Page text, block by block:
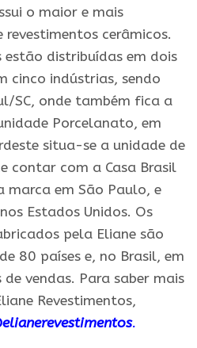
o maior e mais
cerâmicos.
estão distribuídas em dois
cinco indústrias, sendo
SC, onde também fica a
Porcelanato, em
situa-se a unidade de
contar com a Casa Brasil
marca em São Paulo, e
Estados Unidos. Os
pela Eliane são
80 países e, no Brasil, em
vendas. Para saber mais
Revestimentos,
.